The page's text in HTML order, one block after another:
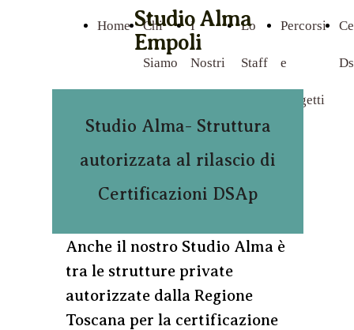
Home Chi
Siamo
I
Nostri
Lo
Staff
Percorsi
e
Progetti
Studio Alma
Empoli
Studio Alma- Struttura
autorizzata al rilascio di
Certificazioni DSAp
Anche il nostro Studio Alma è
tra le strutture private
autorizzate dalla Regione
Toscana per la certificazione